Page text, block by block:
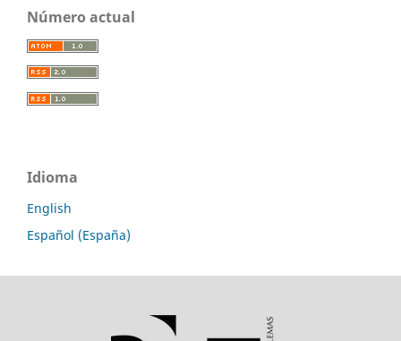
Número actual
Idioma
English
Español (España)